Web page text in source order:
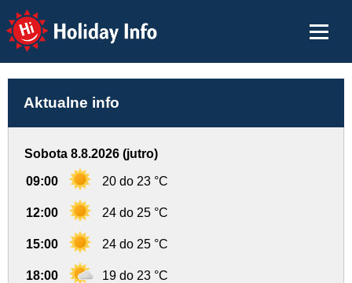
Holiday Info
Aktualne info
Sobota 8.8.2026 (jutro)
09:00 20 do 23 °C
12:00 24 do 25 °C
15:00 24 do 25 °C
18:00 19 do 23 °C